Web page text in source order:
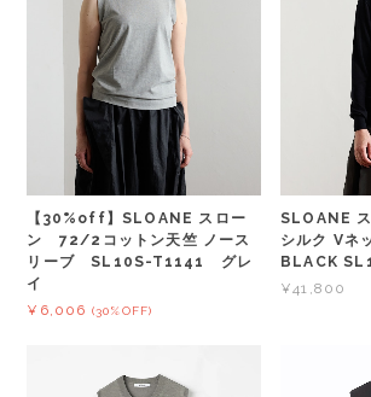
【30%off】SLOANE スロー
ン 72/2コットン天竺 ノース
リーブ SL10S-T1141 グレ
イ
¥6,006 (30%OFF)
SLOANE
シルク Vネ
BLACK
¥41,800